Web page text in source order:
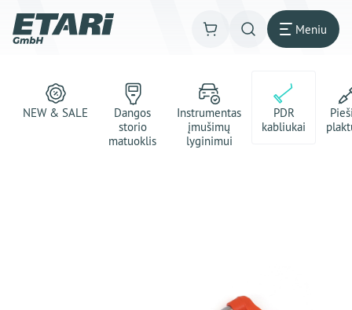
Meniu
NEW & SALE
Dangos
storio
matuoklis
Instrumentas
įmušimų
lyginimui
PDR
kabliukai